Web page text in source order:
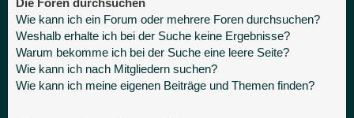
Wie kann ich ein Forum oder mehrere Foren durchsuchen?
Weshalb erhalte ich bei der Suche keine Ergebnisse?
Warum bekomme ich bei der Suche eine leere Seite?
Wie kann ich nach Mitgliedern suchen?
Wie kann ich meine eigenen Beiträge und Themen finden?